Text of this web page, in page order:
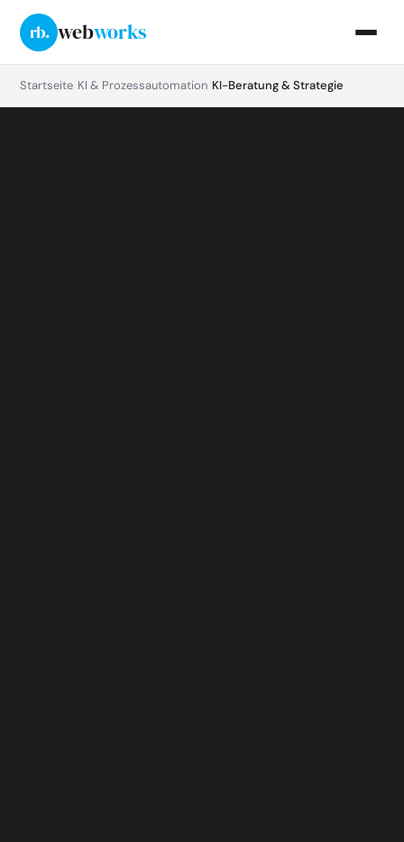
rb. webworks
Startseite KI & Prozessautomation KI-Beratung & Strategie